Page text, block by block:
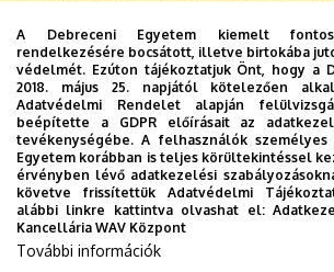
Intézettel (DTTI).
2021. február 1-től az Agrár
2 kutatóintézettel, az Újfehértói
a
Nyíregyházi Kutatóintézettel
tangazdasággal, a Debreceni
Intézettel (DTTI) folytatta tovább
Az AKIT tevékenysége
szervezeti egység az Agrár
A Debreceni Egyetem kiemelt
rendelkezésére bocsátott, illetve birtokába
védelmét. Ezúton tájékoztatjuk Önt, hogy a
2018. május 25. napjától kötelezően
Adatvédelmi Rendelet alapján
beépítette a GDPR előírásait az
tevékenységébe. A felhasználók
Egyetem korábban is teljes körültekintéssel
érvényben lévő adatkezelési
követve frissítettük Adatvédelmi
alábbi linkre kattintva olvashat el:
Kancellária WAV Központ
További információk